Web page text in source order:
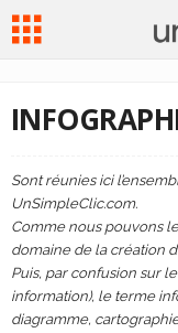
Sont réunies ici
UnSimpleClic.com.
Comme nous pouvons
domaine de la création
Puis, par confusion sur
information), le terme
diagramme,